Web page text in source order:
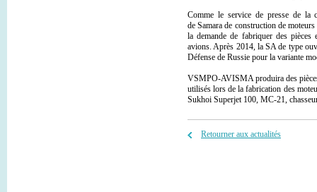
Comme le service de presse de la
de Samara de construction de
la demande de fabriquer des pièces
avions. Après 2014, la SA de type
Défense de Russie pour la variante
VSMPO-AVISMA produira des
utilisés lors de la fabrication des
Sukhoi Superjet 100, МС-21,
Retourner aux actualités